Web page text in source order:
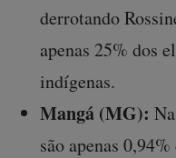
derrotando
apenas 25% dos
indígenas.
Mangá (MG):
são apenas